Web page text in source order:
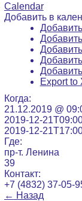
Calendar
Добавить в
Export to
Когда:
21.12.2019 @
2019-12-
2019-12-
Где:
пр-т. Ленина
39
Контакт:
+7 (4832) 37-05-
← Назад